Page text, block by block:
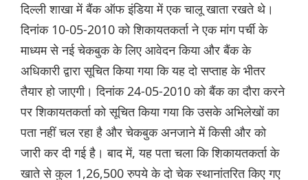
दिल्ली शाखा में बैंक ऑफ इंडिया में एक चालू खाता रखते थे।
दिनांक 10-05-2010 को शिकायतकर्ता ने एक मांग पर्ची के
माध्यम से नई चेकबुक के लिए आवेदन किया और बैंक के
अधिकारी द्वारा सूचित किया गया कि यह दो सप्ताह के भीतर
तैयार हो जाएगी। दिनांक 24-05-2010 को बैंक का दौरा करने
पर शिकायतकर्ता को सूचित किया गया कि उसके अभिलेखों का
पता नहीं चल रहा है और चेकबुक अनजाने में किसी और को
जारी कर दी गई है। बाद में, यह पता चला कि शिकायतकर्ता के
खाते से कुल 1,26,500 रुपये के दो चेक स्थानांतरित किए गए